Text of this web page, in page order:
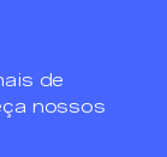
de
nossos